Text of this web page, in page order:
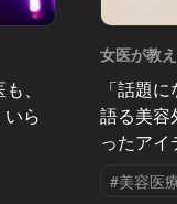
、
ら
女医が教
「話題
語る美容
ったア
#美容医